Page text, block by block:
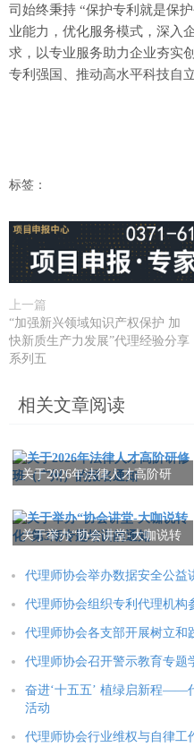
司始终秉持 “保护专利就是保
业能力，优化服务模式，深入
求，以专业服务助力企业夯实
专利强国、推动高水平科技自
标签：
上一篇
“加强新兴领域知识产权保护 加
快新质生产力发展”代理经验分享
系列五
相关文章阅读
关于2026年法律人才高阶研
关于举办“协会讲堂-大咖说转
代理师协会举办数据安全公益
代理师协会组织专利代理机构
代理师协会各支部开展树立和
代理师协会召开警示教育专题
奋进‘十五五’ 植绿启新程——
活动
代理师协会行业维权与自律工